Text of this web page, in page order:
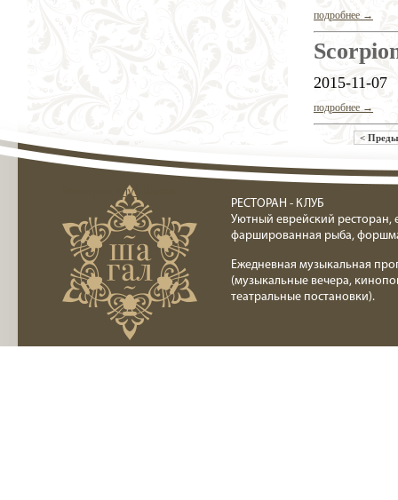
подробнее →
2015-11-07
подробнее →
<
Ресторан клуб Шагал
РЕСТОРАН - КЛУБ
Уютный еврейский ресторан,
фаршированная рыба,
Ежедневная музыкальная
(музыкальные вечера,
театральные постановки).